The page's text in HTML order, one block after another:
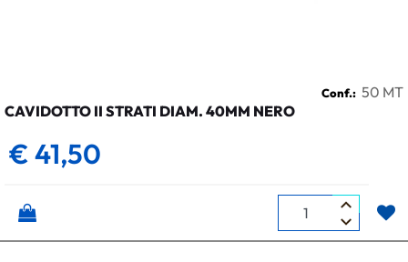
Conf.: 50 MT
CAVIDOTTO II STRATI DIAM. 40MM NERO
€ 41,50
Quantità